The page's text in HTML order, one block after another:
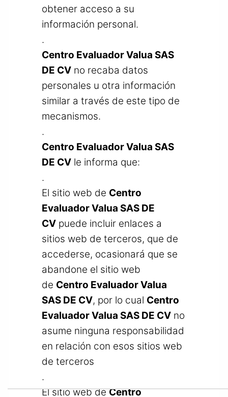
obtener acceso a su
información personal.
.
Centro Evaluador Valua SAS
DE CVno recaba datos
personales u otra información
similar a través de este tipo de
mecanismos.
.
Centro Evaluador Valua SAS
DE CVle informa que:
.
El sitio web de Centro
Evaluador Valua SAS DE
CVpuede incluir enlaces a
sitios web de terceros, que de
accederse, ocasionará que se
abandone el sitio web
de Centro Evaluador Valua
SAS DE CV, por lo cual Centro
Evaluador Valua SAS DE CVno
asume ninguna responsabilidad
en relación con esos sitios web
de terceros
.
El sitio web deCentro